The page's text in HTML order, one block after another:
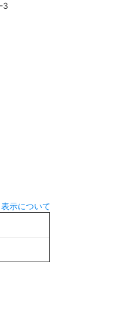
3
示について